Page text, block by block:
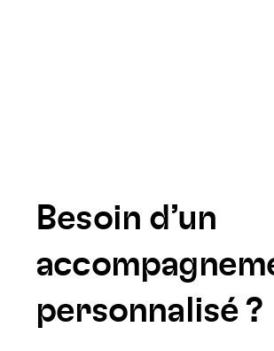
Besoin d’un
personnalisé ?